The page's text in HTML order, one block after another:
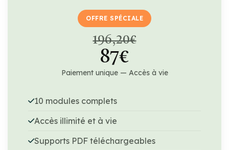
OFFRE SPÉCIALE
196,20€
87€
Paiement unique — Accès à vie
10 modules complets
Accès illimité et à vie
Supports PDF téléchargeables